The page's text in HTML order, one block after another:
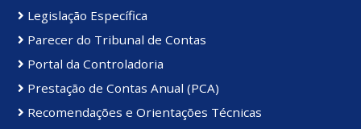
Legislação Específica
Parecer do Tribunal de Contas
Portal da Controladoria
Prestação de Contas Anual (PCA)
Recomendações e Orientações Técnicas